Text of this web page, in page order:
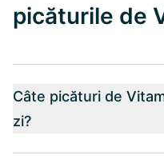
picăturile de
Câte picături de
zi?